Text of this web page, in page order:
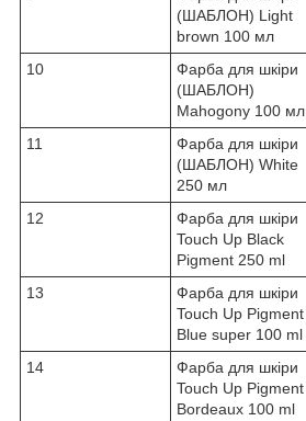
(ШАБЛОН) Light
brown 100 мл
10
Фарба для шкіри
(ШАБЛОН)
Mahogony 100 мл
11
Фарба для шкіри
(ШАБЛОН) White
250 мл
12
Фарба для шкіри
Touch Up Black
Pigment 250 ml
13
Фарба для шкіри
Touch Up Pigment
Blue super 100 ml
14
Фарба для шкіри
Touch Up Pigment
Bordeaux 100 ml